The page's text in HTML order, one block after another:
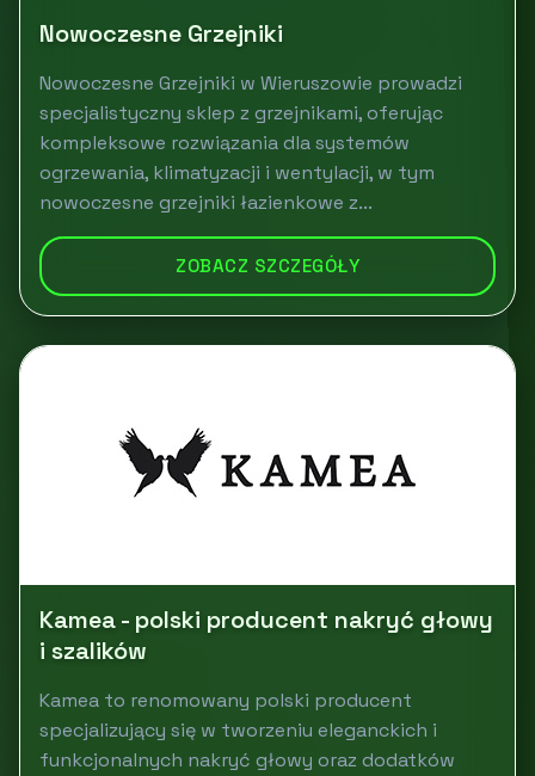
Nowoczesne Grzejniki
Nowoczesne Grzejniki w Wieruszowie prowadzi
specjalistyczny sklep z grzejnikami, oferując
kompleksowe rozwiązania dla systemów
ogrzewania, klimatyzacji i wentylacji, w tym
nowoczesne grzejniki łazienkowe z...
ZOBACZ SZCZEGÓŁY
Kamea - polski producent nakryć głowy
i szalików
Kamea to renomowany polski producent
specjalizujący się w tworzeniu eleganckich i
funkcjonalnych nakryć głowy oraz dodatków